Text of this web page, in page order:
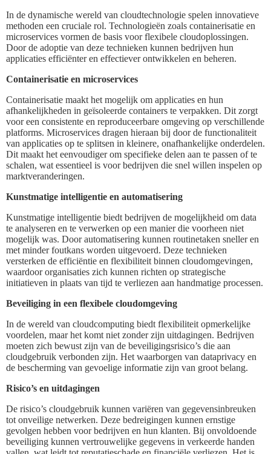
In de dynamische wereld van cloudtechnologie spelen innovatieve
methoden een cruciale rol. Technologieën zoals containerisatie en
microservices vormen de basis voor flexibele cloudoplossingen.
Door de adoptie van deze technieken kunnen bedrijven hun
applicaties efficiënter en effectiever ontwikkelen en beheren.
Containerisatie en microservices
Containerisatie maakt het mogelijk om applicaties en hun
afhankelijkheden in geïsoleerde containers te verpakken. Dit zorgt
voor een consistente en reproduceerbare omgeving op verschillende
platforms. Microservices dragen hieraan bij door de functionaliteit
van applicaties op te splitsen in kleinere, onafhankelijke onderdelen.
Dit maakt het eenvoudiger om specifieke delen aan te passen of te
schalen, wat essentieel is voor bedrijven die snel willen inspelen op
marktveranderingen.
Kunstmatige intelligentie en automatisering
Kunstmatige intelligentie biedt bedrijven de mogelijkheid om data
te analyseren en te verwerken op een manier die voorheen niet
mogelijk was. Door automatisering kunnen routinetaken sneller en
met minder foutkans worden uitgevoerd. Deze technieken
versterken de efficiëntie en flexibiliteit binnen cloudomgevingen,
waardoor organisaties zich kunnen richten op strategische
initiatieven in plaats van tijd te verliezen aan handmatige processen.
Beveiliging in een flexibele cloudomgeving
In de wereld van cloudcomputing biedt flexibiliteit opmerkelijke
voordelen, maar het komt niet zonder zijn uitdagingen. Bedrijven
moeten zich bewust zijn van de beveiligingsrisico’s die aan
cloudgebruik verbonden zijn. Het waarborgen van dataprivacy en
de bescherming van gevoelige informatie zijn van groot belang.
Risico’s en uitdagingen
De risico’s cloudgebruik kunnen variëren van gegevensinbreuken
tot onveilige netwerken. Deze bedreigingen kunnen ernstige
gevolgen hebben voor bedrijven en hun klanten. Bij onvoldoende
beveiliging kunnen vertrouwelijke gegevens in verkeerde handen